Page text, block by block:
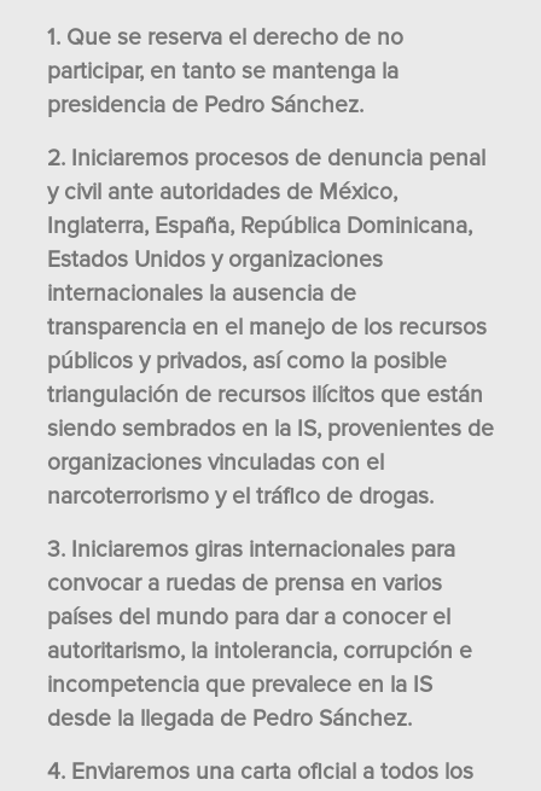
1. Que se reserva el derecho de no
participar, en tanto se mantenga la
presidencia de Pedro Sánchez.
2. Iniciaremos procesos de denuncia penal
y civil ante autoridades de México,
Inglaterra, España, República Dominicana,
Estados Unidos y organizaciones
internacionales la ausencia de
transparencia en el manejo de los recursos
públicos y privados, así como la posible
triangulación de recursos ilícitos que están
siendo sembrados en la IS, provenientes de
organizaciones vinculadas con el
narcoterrorismo y el tráfico de drogas.
3. Iniciaremos giras internacionales para
convocar a ruedas de prensa en varios
países del mundo para dar a conocer el
autoritarismo, la intolerancia, corrupción e
incompetencia que prevalece en la IS
desde la llegada de Pedro Sánchez.
4. Enviaremos una carta oficial a todos los